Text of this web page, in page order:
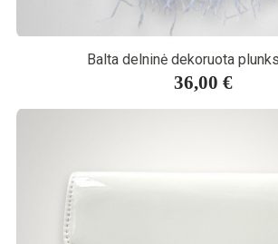
Balta delninė dekoruota
36,00 €